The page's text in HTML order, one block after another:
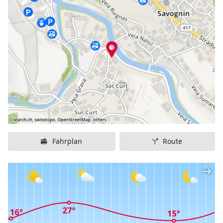
Schneedorf für eine Entdeckungsreise zum Planeten
“Schnee”. Die erfahrenen KinderskilehrerInnen
begleiten die Piloten auf ihrer Reise. Zusammen mit
anderen Kindern gibt es dann im Pinocchio-Club
Mittagessen.
p.p1 {margin: 0.0px 0.0px 0.0px 0.0px; font: 12.0px
Helvetica}
Informationen
Genauer Standort / Gebiet:
Oberhalbstein (1215 m ü.
Erreichbarkeit:zu Fuss
Infrastruktur:Zauberteppich / Förderband,
Pinocchio-Lift / Anfängerlift, Schneekarussell,
Parcours, Beheizter Raum mit Spielmöglichkeiten,
Magicpark
Kinderskirennen:Ja
Fahrplan Route